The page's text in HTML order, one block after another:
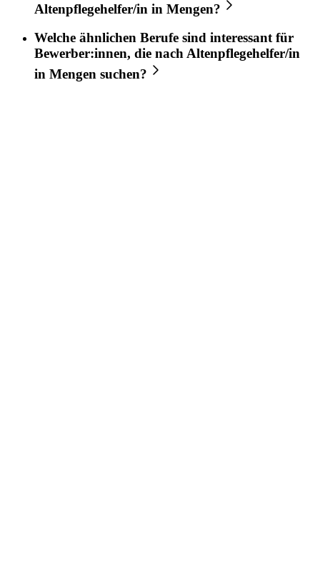
Altenpflegehelfer/in in Mengen?
Welche ähnlichen Berufe sind interessant für
Bewerber:innen, die nachAltenpflegehelfer/in
in Mengen suchen?